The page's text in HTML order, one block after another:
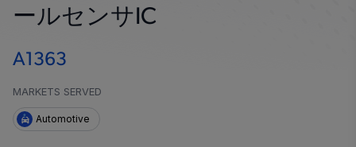
Technologies
ソフトウェア ポータル
Growth and Inclusion
お問い合わせ先
ールセンサIC
A1363
MARKETS SERVED
Automotive